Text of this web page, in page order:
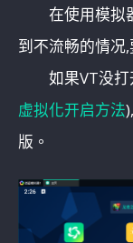
在使用模拟
到不流畅的情况
如果VT没
虚拟化开启方法
版。